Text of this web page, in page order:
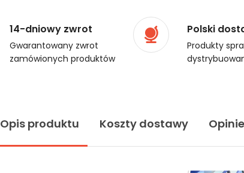
14-dniowy zwrot
Gwarantowany zwrot
zamówionych produktów
Polski
Produkty
Opis produktu Koszty dostawy Opinie